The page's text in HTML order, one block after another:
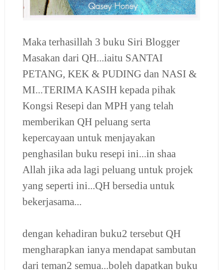
Maka terhasillah 3 buku Siri Blogger
Masakan dari QH...iaitu SANTAI
PETANG, KEK & PUDING dan NASI &
MI...TERIMA KASIH kepada pihak
Kongsi Resepi dan MPH yang telah
memberikan QH peluang serta
kepercayaan untuk menjayakan
penghasilan buku resepi ini...in shaa
Allah jika ada lagi peluang untuk projek
yang seperti ini...QH bersedia untuk
bekerjasama...
dengan kehadiran buku2 tersebut QH
mengharapkan ianya mendapat sambutan
dari teman2 semua...boleh dapatkan buku